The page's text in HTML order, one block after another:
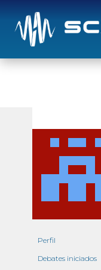
Saltar al contenido
Perfil
Debates iniciados